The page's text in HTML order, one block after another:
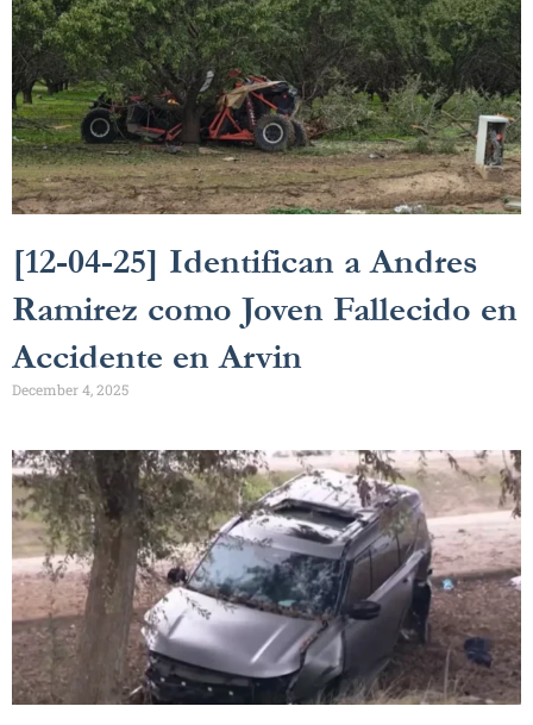
[12-04-25] Identifican a Andres
Ramirez como Joven Fallecido en
Accidente en Arvin
December 4, 2025